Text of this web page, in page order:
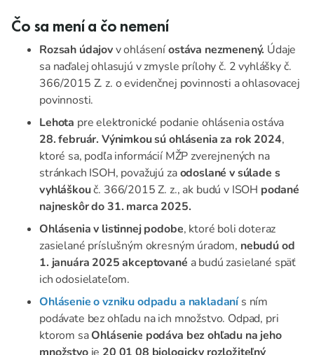
Čo sa mení a čo nemení
Rozsah údajovv ohláseníostáva nezmenený. Údaje
sa naďalej ohlasujú v zmysle prílohy č. 2 vyhlášky č.
366/2015 Z. z. o evidenčnej povinnosti a ohlasovacej
povinnosti.
Lehota pre elektronické podanie ohlásenia ostáva
28. február. Výnimkou sú ohlásenia za rok 2024,
ktoré sa, podľa informácií MŽP zverejnených na
stránkach ISOH, považujú zaodoslané v súlade s
vyhláškouč. 366/2015 Z. z., ak budú v ISOH podané
najneskôr do 31. marca 2025.
Ohlásenia v listinnej podobe, ktoré boli doteraz
zasielané príslušným okresným úradom, nebudú od
1. januára 2025 akceptované a budú zasielané späť
ich odosielateľom.
Ohlásenie o vzniku odpadu a nakladanís ním
podávate bez ohľadu na ich množstvo. Odpad, pri
ktorom saOhlásenie podáva bez ohľadu na jeho